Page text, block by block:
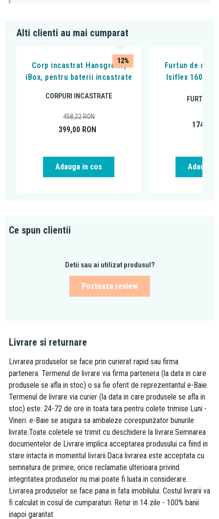
Alti clienti au mai cumparat
12%
Corp incastrat Hansgrohe,
iBox, pentru baterii incastrate
CORPURI INCASTRATE
399,00 RON
458,22RON
Adauga in cos
Furtun de dus,
Isiflex 160
174,88
Adauga
Ce spun clientii
Detii sau ai utilizat produsul?
Posteaza review
Livrare si returnare
Livrarea produselor se face prin curierat rapid sau firma
partenera. Termenul de livrare via firma partenera (la data in care
produsele se afla in stoc) o sa fie oferit de reprezentantul e-Baie.
Termenul de livrare via curier (la data in care produsele se afla in
stoc) este: 24-72 de ore in toata tara pentru colete trimise Luni -
Vineri. e-Baie se asigura sa ambaleze corespunzator bunurile
livrate.Toate coletele se trimit cu deschidere la livrare.Semnarea
documentelor de Livrare implica acceptarea produsului ca fiind in
stare intacta in momentul livrarii.Daca livrarea este acceptata cu
semnatura de primire, orice reclamatie ulterioara privind
integritatea produselor nu mai poate fi luata in considerare.
Livrarea produselor se face pana in fata imobilului. Costul livrarii va
fi calculat in cosul de cumparaturi. Retur in 14 zile - 100% banii
inapoi garantat